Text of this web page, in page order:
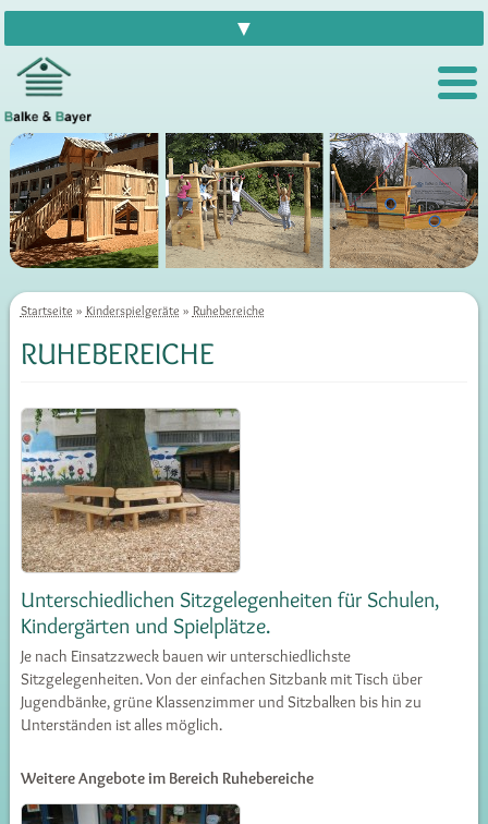
▼
Startseite » Kinderspielgeräte » Ruhebereiche
RUHEBEREICHE
Unterschiedlichen Sitzgelegenheiten für Schulen,
Kindergärten und Spielplätze.
Je nach Einsatzzweck bauen wir unterschiedlichste
Sitzgelegenheiten. Von der einfachen Sitzbank mit Tisch über
Jugendbänke, grüne Klassenzimmer und Sitzbalken bis hin zu
Unterständen ist alles möglich.
Weitere Angebote im Bereich Ruhebereiche